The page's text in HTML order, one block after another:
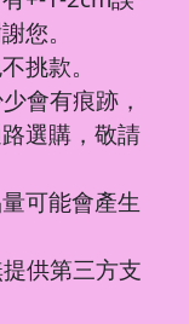
您。
挑款。
會有痕跡，
選購，敬請
可能會產生
供第三方支